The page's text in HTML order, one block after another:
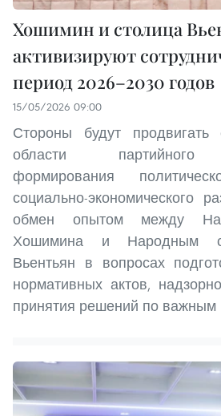
Хошимин и столица
активизируют
период 2026–2030 годов
15/05/2026 09:00
Стороны будут продвигать
области партийного
формирования
социально-экономического
обмен опытом между
Хошимина и Народным
Вьентьян в вопросах
нормативных актов,
принятия решений по важным